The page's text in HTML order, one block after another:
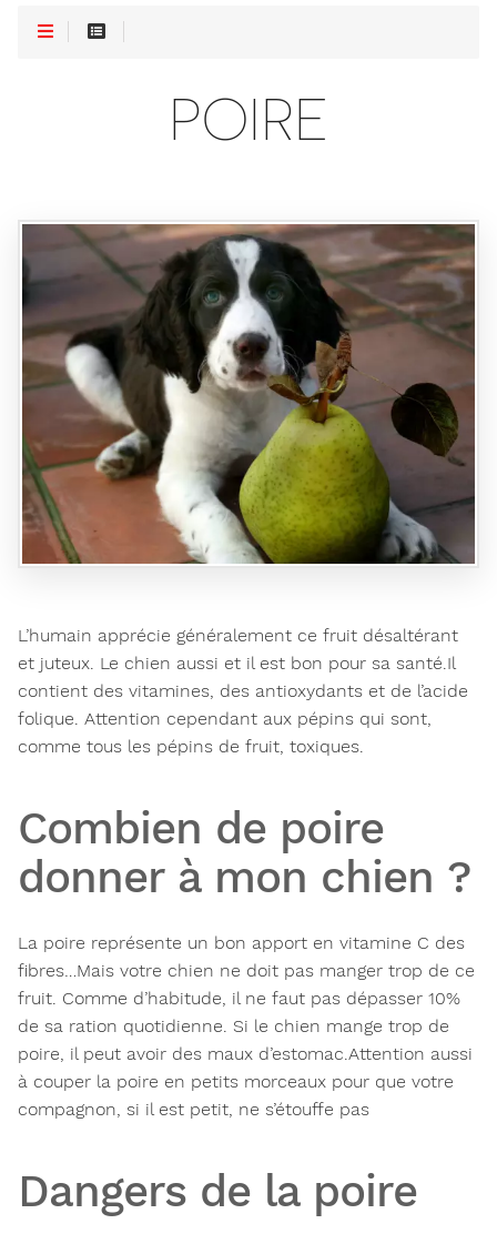
POIRE
L’humain apprécie généralement ce fruit désaltérant
et juteux. Le chien aussi et il est bon pour sa santé.Il
contient des vitamines, des antioxydants et de l’acide
folique. Attention cependant aux pépins qui sont,
comme tous les pépins de fruit, toxiques.
Combien de poire
donner à mon chien ?
La poire représente un bon apport en vitamine C des
fibres…Mais votre chien ne doit pas manger trop de ce
fruit. Comme d’habitude, il ne faut pas dépasser 10%
de sa ration quotidienne. Si le chien mange trop de
poire, il peut avoir des maux d’estomac.Attention aussi
à couper la poire en petits morceaux pour que votre
compagnon, si il est petit, ne s’étouffe pas
Dangers de la poire